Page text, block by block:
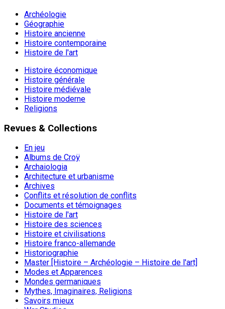
Archéologie
Géographie
Histoire ancienne
Histoire contemporaine
Histoire de l'art
Histoire économique
Histoire générale
Histoire médiévale
Histoire moderne
Religions
Revues & Collections
En jeu
Albums de Croÿ
Archaiologia
Architecture et urbanisme
Archives
Conflits et résolution de conflits
Documents et témoignages
Histoire de l'art
Histoire des sciences
Histoire et civilisations
Histoire franco-allemande
Historiographie
Master [Histoire – Archéologie – Histoire de l'art]
Modes et Apparences
Mondes germaniques
Mythes, Imaginaires, Religions
Savoirs mieux